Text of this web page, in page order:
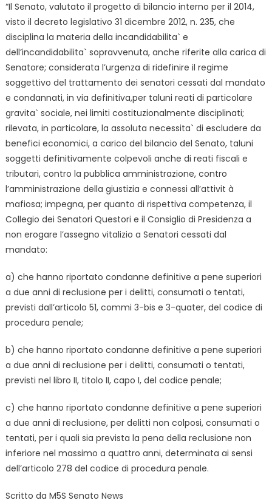
“Il Senato, valutato il progetto di bilancio interno per il 2014,
visto il decreto legislativo 31 dicembre 2012, n. 235, che
disciplina la materia della incandidabilita` e
dell’incandidabilita` sopravvenuta, anche riferite alla carica di
Senatore; considerata l’urgenza di ridefinire il regime
soggettivo del trattamento dei senatori cessati dal mandato
e condannati, in via definitiva,per taluni reati di particolare
gravita` sociale, nei limiti costituzionalmente disciplinati;
rilevata, in particolare, la assoluta necessita` di escludere da
benefici economici, a carico del bilancio del Senato, taluni
soggetti definitivamente colpevoli anche di reati fiscali e
tributari, contro la pubblica amministrazione, contro
l’amministrazione della giustizia e connessi all’attivit à
mafiosa; impegna, per quanto di rispettiva competenza, il
Collegio dei Senatori Questori e il Consiglio di Presidenza a
non erogare l’assegno vitalizio a Senatori cessati dal
mandato:
a) che hanno riportato condanne definitive a pene superiori
a due anni di reclusione per i delitti, consumati o tentati,
previsti dall’articolo 51, commi 3-bis e 3-quater, del codice di
procedura penale;
b) che hanno riportato condanne definitive a pene superiori
a due anni di reclusione per i delitti, consumati o tentati,
previsti nel libro II, titolo II, capo I, del codice penale;
c) che hanno riportato condanne definitive a pene superiori
a due anni di reclusione, per delitti non colposi, consumati o
tentati, per i quali sia prevista la pena della reclusione non
inferiore nel massimo a quattro anni, determinata ai sensi
dell’articolo 278 del codice di procedura penale.
Scritto da M5S Senato News